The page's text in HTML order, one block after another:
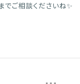
でご相談くださいね✨